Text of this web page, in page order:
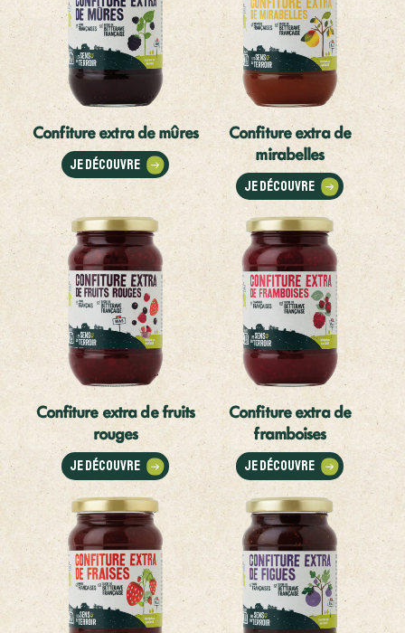
Confiture extra de mûres
Je découvre
Confiture extra de
mirabelles
Je découvre
Confiture extra de fruits
rouges
Je découvre
Confiture extra de
framboises
Je découvre